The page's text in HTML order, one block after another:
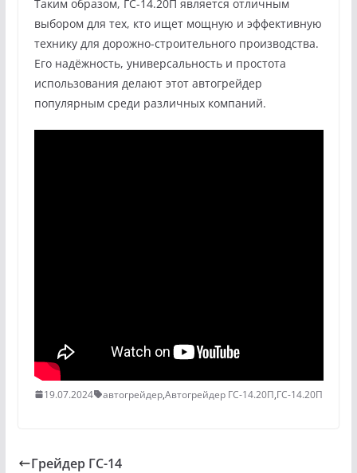
Таким образом, ГС-14.20П является отличным
выбором для тех, кто ищет мощную и эффективную
технику для дорожно-строительного производства.
Его надёжность, универсальность и простота
использования делают этот автогрейдер
популярным среди различных компаний.
19.07.2024 автогрейдер,Автогрейдер ГС-14.20П,ГС-14.20П
Грейдер ГС-14